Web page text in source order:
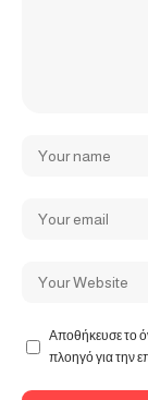
Αποθήκευσε το
πλοηγό για την